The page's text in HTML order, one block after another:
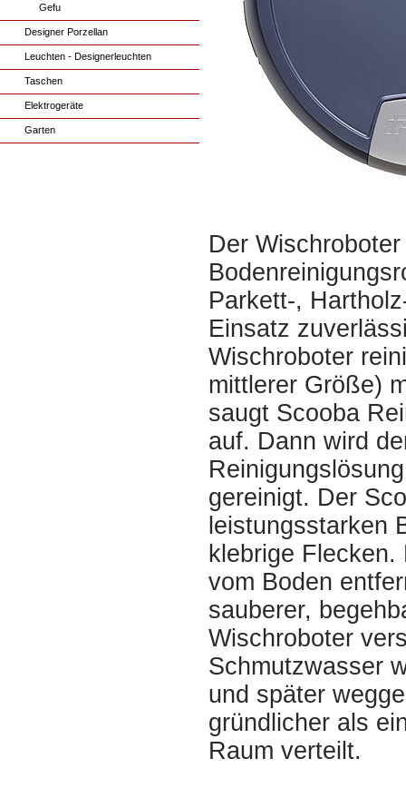
Gefu
Designer Porzellan
Leuchten - Designerleuchten
Taschen
Elektrogeräte
Garten
Der
Parkett-,
Einsatz
Wischroboter
mittlerer Größe)
saugt Scooba
auf. Dann wird
gereinigt. Der
leistungsstarken
klebrige
vom Boden
sauberer,
Wischroboter
Schmutzwasser
und später
gründlicher als
Raum verteilt.